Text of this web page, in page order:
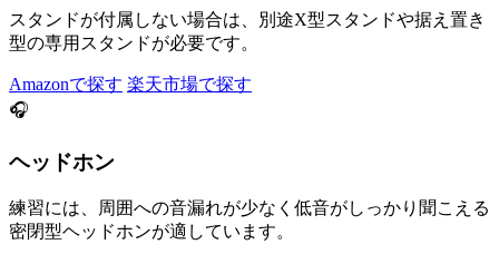
スタンドが付属しない場合は、別途X型スタンドや据え置き
型の専用スタンドが必要です。
Amazonで探す 楽天市場で探す
🎧
ヘッドホン
練習には、周囲への音漏れが少なく低音がしっかり聞こえる
密閉型ヘッドホンが適しています。